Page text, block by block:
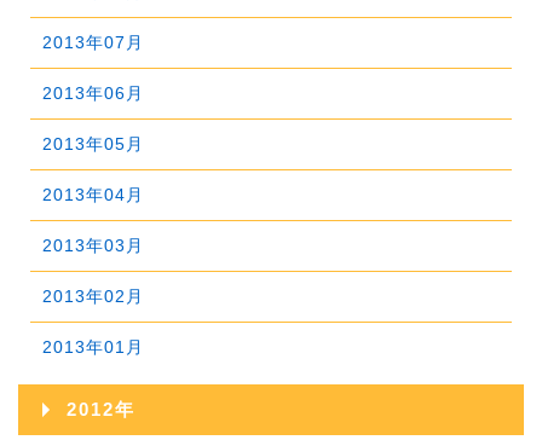
2018年01月
2017年02月
2017年01月
2016年04月
2016年03月
2016年02月
2016年01月
2015年05月
2015年04月
2015年03月
2015年02月
2015年01月
2013年07月
2013年06月
2013年05月
2013年04月
2013年03月
2013年02月
2013年01月
2012年